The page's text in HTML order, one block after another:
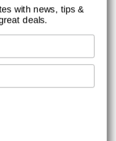
produktnyheder. Din e-mail
tid
with news, tips &
deals.